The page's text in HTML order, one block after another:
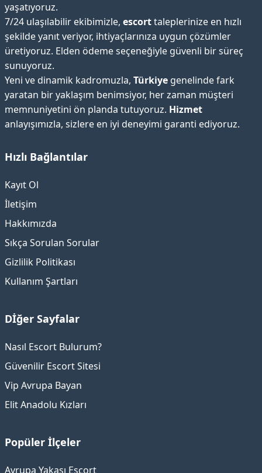
yaşatıyoruz.
7/24 ulaşılabilir ekibimizle, escorttaleplerinize en hızlı
şekilde yanıt veriyor, ihtiyaçlarınıza uygun çözümler
üretiyoruz. Elden ödeme seçeneğiyle güvenli bir süreç
sunuyoruz.
Yeni ve dinamik kadromuzla, Türkiye genelinde fark
yaratan bir yaklaşım benimsiyor, her zaman müşteri
memnuniyetini ön planda tutuyoruz. Hizmet
anlayışımızla, sizlere en iyi deneyimi garanti ediyoruz.
Hızlı Bağlantılar
Kayıt Ol
İletişim
Hakkımızda
Sıkça Sorulan Sorular
Gizlilik Politikası
Kullanım Şartları
Dİğer Sayfalar
Nasıl Escort Bulurum?
Güvenilir Escort Sitesi
Vip Avrupa Bayan
Elit Anadolu Kızları
Popüler İlçeler
Avrupa Yakası Escort